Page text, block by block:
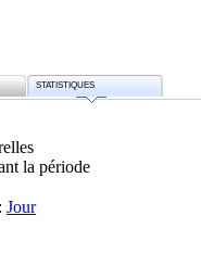
STATISTIQUES